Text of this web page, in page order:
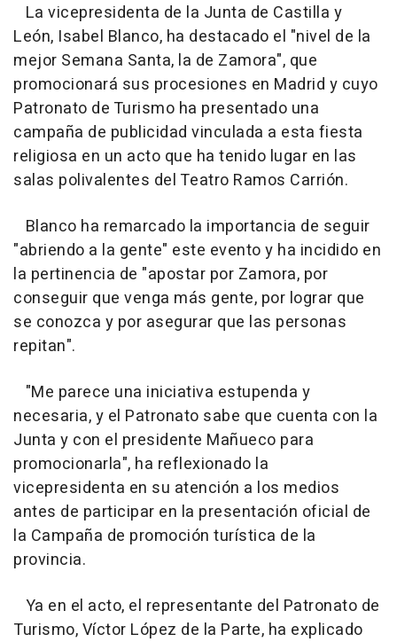
La vicepresidenta de la Junta de Castilla y
León, Isabel Blanco, ha destacado el "nivel de la
mejor Semana Santa, la de Zamora", que
promocionará sus procesiones en Madrid y cuyo
Patronato de Turismo ha presentado una
campaña de publicidad vinculada a esta fiesta
religiosa en un acto que ha tenido lugar en las
salas polivalentes del Teatro Ramos Carrión.
Blanco ha remarcado la importancia de seguir
"abriendo a la gente" este evento y ha incidido en
la pertinencia de "apostar por Zamora, por
conseguir que venga más gente, por lograr que
se conozca y por asegurar que las personas
repitan".
"Me parece una iniciativa estupenda y
necesaria, y el Patronato sabe que cuenta con la
Junta y con el presidente Mañueco para
promocionarla", ha reflexionado la
vicepresidenta en su atención a los medios
antes de participar en la presentación oficial de
la Campaña de promoción turística de la
provincia.
Ya en el acto, el representante del Patronato de
Turismo, Víctor López de la Parte, ha explicado